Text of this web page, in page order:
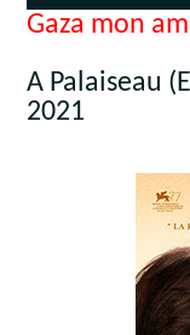
Gaza mon
A Palaiseau
2021